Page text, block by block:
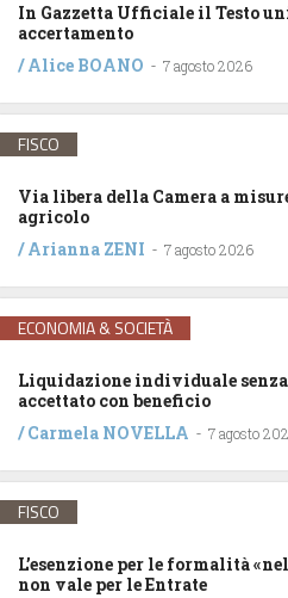
In Gazzetta Ufficiale il Testo
accertamento
/Alice BOANO - 7 agosto 2026
FISCO
Via libera della Camera a
agricolo
/Arianna ZENI - 7 agosto 2026
ECONOMIA & SOCIETÀ
Liquidazione individuale senza
accettato con beneficio
/Carmela NOVELLA - 7 agosto
FISCO
L’esenzione per le formalità
non vale per le Entrate